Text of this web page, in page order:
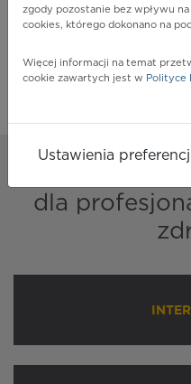
dla
zgody pozostanie bez wpływu
cookies, którego dokonano na
Więcej informacji na temat
cookie zawartych jest w Polityce
Ustawienia